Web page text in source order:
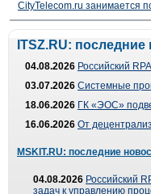
CityTelecom.ru занимается
ITSZ.RU:
04.08.2026 Российский
03.07.2026 Системные
18.06.2026 ГК «ЭОС»
16.06.2026 От
MSKIT.RU: последние
04.08.2026 Российский
задач к управлению